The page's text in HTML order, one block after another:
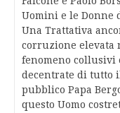
Uomini e le Donne
Una Trattativa
corruzione elevata
fenomeno
decentrate di tutto
pubblico Papa
questo Uomo